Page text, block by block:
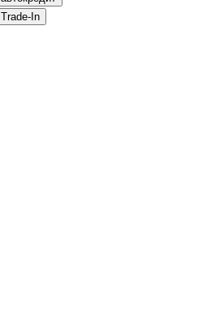
на Trade-In